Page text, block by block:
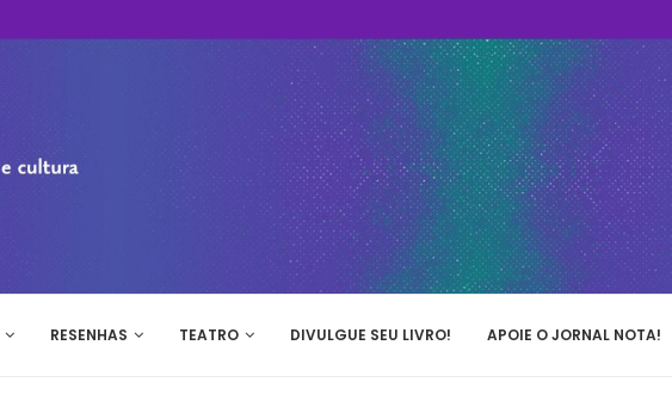
RESENHAS TEATRO DIVULGUE SEU LIVRO! APOIE O JORNAL NOTA!